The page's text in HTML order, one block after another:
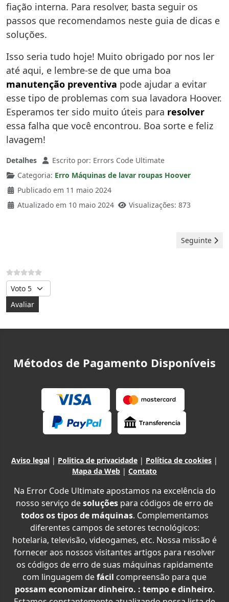
fiação interna. Para resolver, basta seguir os
passos que recomendamos neste guia de dicas e
soluções.
Isso seria tudo hoje! Muito obrigado por nos ler
até aqui, e lembre-se de que uma boa
manutenção preventiva pode ajudar a evitar
esse tipo de problemas com sua lavadora Hoover.
Esperamos ter sido muito úteis para resolver
essa falha que você encontrou. Boa sorte e feliz
lavagem!
Detalhes Escrito por: Errors Code Ultimate
Categoria: Erro Máquinas de lavar roupas Hoover
Publicado em 11 maio 2024
Atualizado em 10 maio 2024
Visualizações: 873
Artigo
Seguinte
Avalie, por favor
Métodos de Pagamento Disponíveis
Aviso legal | Politica de privacidade | Política de cookies |
Mapa da Web | Contato
Na Error Code Ultimate apostamos na excelência do
nosso serviço desoluções para códigos de erro de
todos os tipos de máquinas. Complementamos
diferentes campos de setores tecnológicos:
hotelaria, televisão, videogames, etc. Nossa missão é
fornecer aos nossos visitantes artigos para resolver
os códigos de erro de suas máquinas rapidamente
com linguagem defácil compreensão para que
possam economizar dinheiro. : tempo e dinheiro.